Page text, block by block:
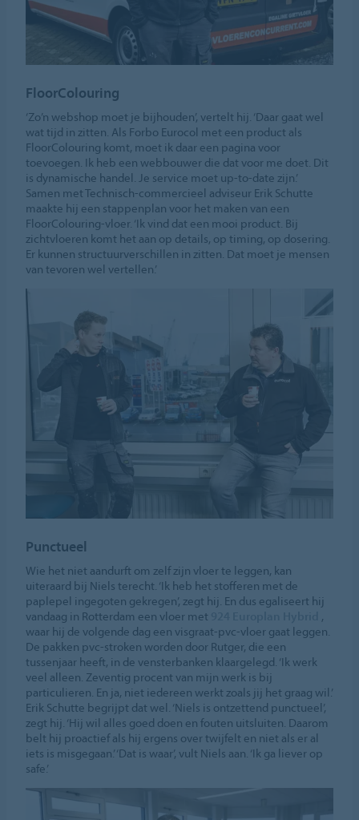
FloorColouring
‘Zo’n webshop moet je bijhouden’, vertelt hij. ‘Daar gaat wel
wat tijd in zitten. Als Forbo Eurocol met een product als
FloorColouring komt, moet ik daar een pagina voor
toevoegen. Ik heb een webbouwer die dat voor me doet. Dit
is dynamische handel. Je service moet up-to-date zijn.’
Samen met Technisch-commercieel adviseur Erik Schutte
maakte hij een stappenplan voor het maken van een
FloorColouring-vloer. ‘Ik vind dat een mooi product. Bij
zichtvloeren komt het aan op details, op timing, op dosering.
Er kunnen structuurverschillen in zitten. Dat moet je mensen
van tevoren wel vertellen.’
Punctueel
Wie het niet aandurft om zelf zijn vloer te leggen, kan
uiteraard bij Niels terecht. ‘Ik heb het stofferen met de
paplepel ingegoten gekregen’, zegt hij. En dus egaliseert hij
vandaag in Rotterdam een vloer met
,
waar hij de volgende dag een visgraat-pvc-vloer gaat leggen.
De pakken pvc-stroken worden door Rutger, die een
tussenjaar heeft, in de vensterbanken klaargelegd. ‘Ik werk
veel alleen. Zeventig procent van mijn werk is bij
particulieren. En ja, niet iedereen werkt zoals jij het graag wil.’
Erik Schutte begrijpt dat wel. ‘Niels is ontzettend punctueel’,
zegt hij. ‘Hij wil alles goed doen en fouten uitsluiten. Daarom
belt hij proactief als hij ergens over twijfelt en niet als er al
iets is misgegaan.’ ‘Dat is waar’, vult Niels aan. ‘Ik ga liever op
safe.’